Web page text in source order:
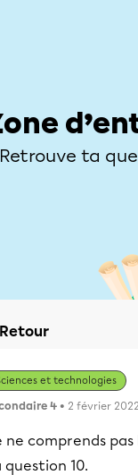
Retrouve ta
Retour
et technologies
4 • 2 février 2022
ne comprends pas
question 10.